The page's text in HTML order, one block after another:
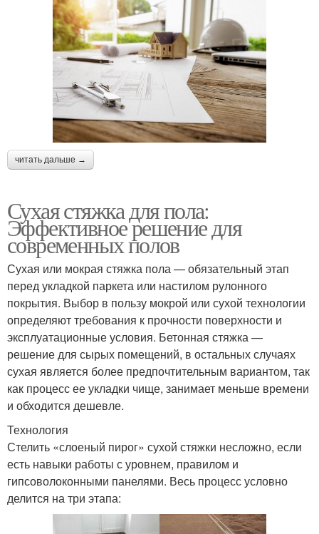
читать дальше →
Сухая стяжка для пола:
Эффективное решение для
современных полов
Сухая или мокрая стяжка пола — обязательный этап
перед укладкой паркета или настилом рулонного
покрытия. Выбор в пользу мокрой или сухой технологии
определяют требования к прочности поверхности и
эксплуатационные условия. Бетонная стяжка —
решение для сырых помещений, в остальных случаях
сухая является более предпочтительным вариантом, так
как процесс ее укладки чище, занимает меньше времени
и обходится дешевле.
Технология
Стелить «слоеный пирог» сухой стяжки несложно, если
есть навыки работы с уровнем, правилом и
гипсоволоконными панелями. Весь процесс условно
делится на три этапа: